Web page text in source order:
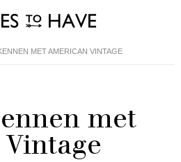
MET AMERICAN VINTAGE
met